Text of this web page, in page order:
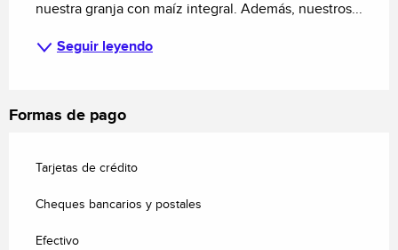
nuestra granja con maíz integral. Además, nuestros...
Seguir leyendo
Formas de pago
Tarjetas de crédito
Cheques bancarios y postales
Efectivo